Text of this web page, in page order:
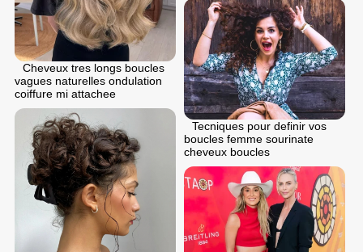
Cheveux tres longs boucles
vagues naturelles ondulation
coiffure mi attachee
Tecniques pour definir vos
boucles femme sourinate
cheveux boucles